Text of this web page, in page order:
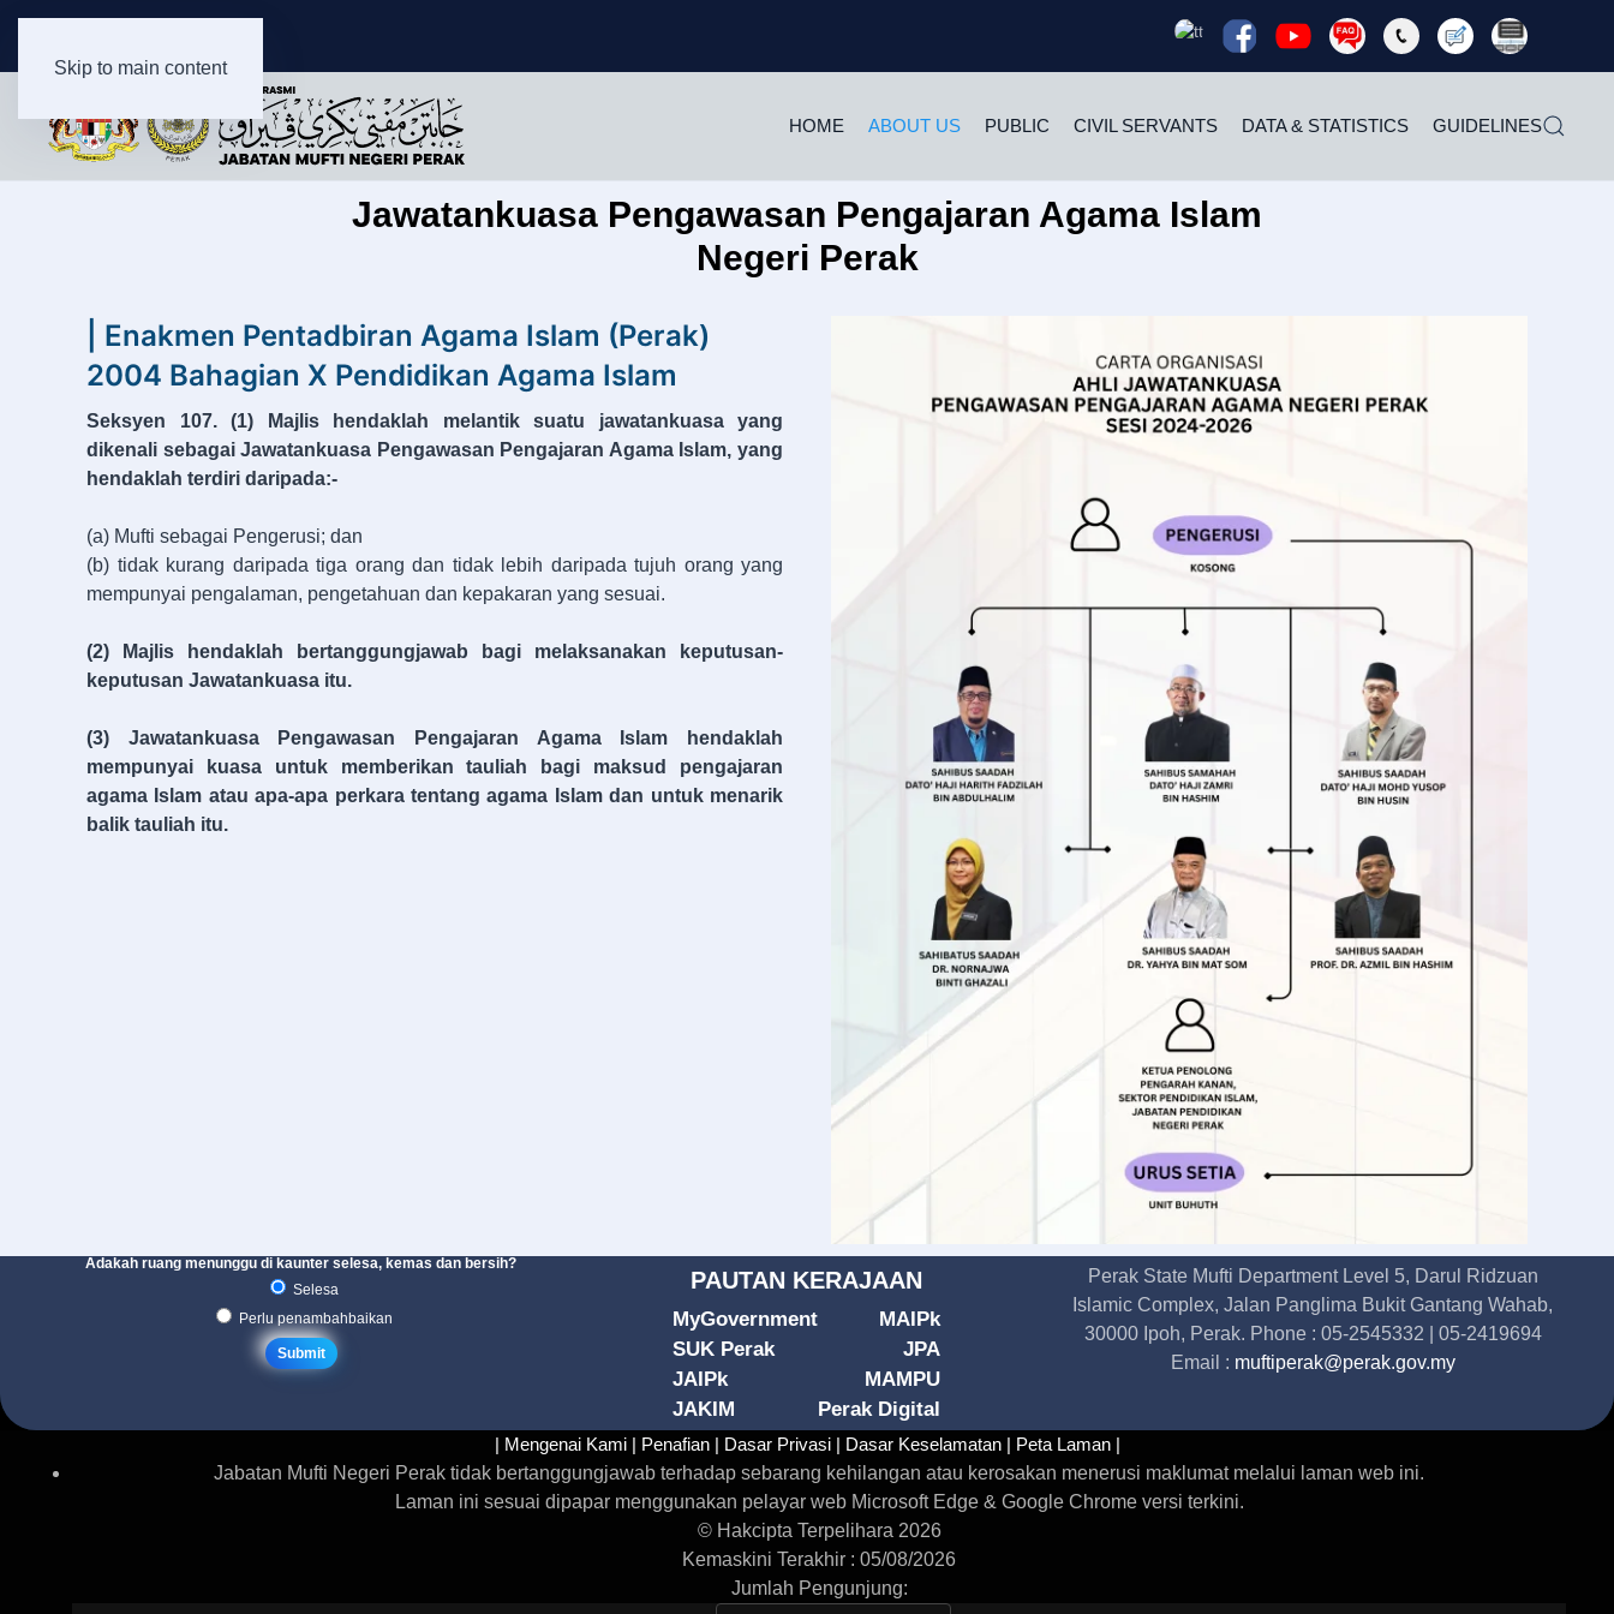
Skip to main content
Read Read Read Read Read Read
HOME
ABOUT US PUBLIC CIVIL SERVANTS DATA & STATISTICS GUIDELINES
Jawatankuasa Pengawasan Pengajaran Agama Islam
Negeri Perak
| Enakmen Pentadbiran Agama Islam (Perak)
2004 Bahagian X Pendidikan Agama Islam
Seksyen 107. (1) Majlis hendaklah melantik suatu jawatankuasa yang
dikenali sebagai Jawatankuasa Pengawasan Pengajaran Agama Islam, yang
hendaklah terdiri daripada:-
(a) Mufti sebagai Pengerusi; dan
(b) tidak kurang daripada tiga orang dan tidak lebih daripada tujuh orang yang
mempunyai pengalaman, pengetahuan dan kepakaran yang sesuai.
(2) Majlis hendaklah bertanggungjawab bagi melaksanakan keputusan-
keputusan Jawatankuasa itu.
(3) Jawatankuasa Pengawasan Pengajaran Agama Islam hendaklah
mempunyai kuasa untuk memberikan tauliah bagi maksud pengajaran
agama Islam atau apa-apa perkara tentang agama Islam dan untuk menarik
balik tauliah itu.
Adakah ruang menunggu di kaunter selesa, kemas dan bersih?
Selesa
Perlu penambahbaikan
PAUTAN KERAJAAN
MyGovernment
SUK Perak
JAIPk
JAKIM
MAIPk
JPA
MAMPU
Perak Digital
Perak State Mufti Department Level 5, Darul Ridzuan
Islamic Complex, Jalan Panglima Bukit Gantang Wahab,
30000 Ipoh, Perak. Phone : 05-2545332 | 05-2419694
Email : muftiperak@perak.gov.my
| Mengenai Kami | Penafian | Dasar Privasi | Dasar Keselamatan | Peta Laman |
Jabatan Mufti Negeri Perak tidak bertanggungjawab terhadap sebarang kehilangan atau kerosakan menerusi maklumat melalui laman web ini.
Laman ini sesuai dipapar menggunakan pelayar web Microsoft Edge & Google Chrome versi terkini.
© Hakcipta Terpelihara 2026
Kemaskini Terakhir : 05/08/2026
Jumlah Pengunjung: